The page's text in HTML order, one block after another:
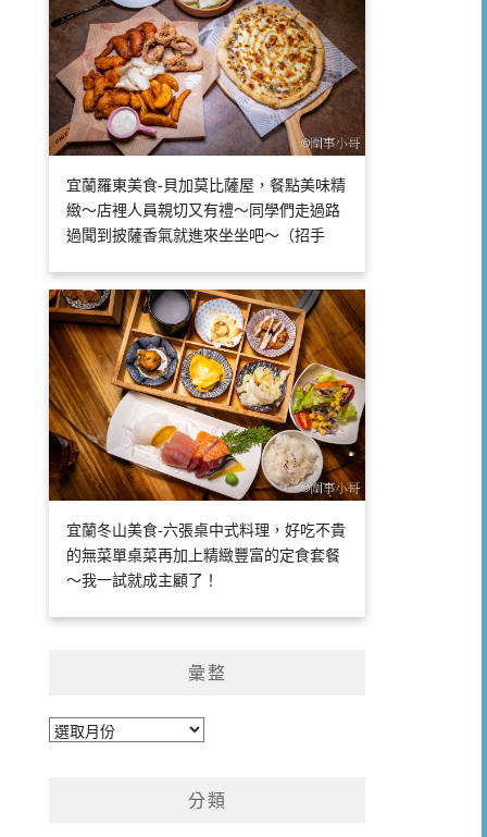
宜蘭羅東美食-貝加莫比薩屋，餐點美味精
緻～店裡人員親切又有禮～同學們走過路
過聞到披薩香氣就進來坐坐吧～（招手
宜蘭冬山美食-六張桌中式料理，好吃不貴
的無菜單桌菜再加上精緻豐富的定食套餐
～我一試就成主顧了！
彙整
彙
分類